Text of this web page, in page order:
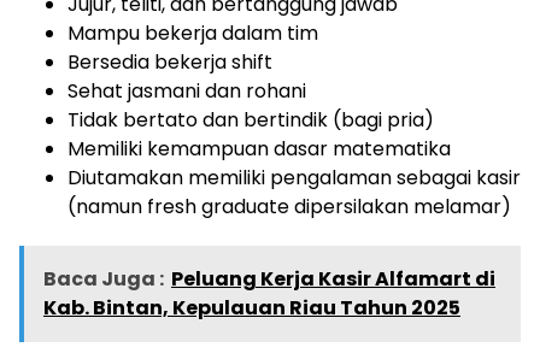
Mampu bekerja dalam tim
Bersedia bekerja shift
Sehat jasmani dan rohani
Tidak bertato dan bertindik (bagi pria)
Memiliki kemampuan dasar matematika
Diutamakan memiliki pengalaman sebagai kasir
(namun fresh graduate dipersilakan melamar)
Baca Juga : Peluang Kerja Kasir Alfamart di
Kab. Bintan, Kepulauan Riau Tahun 2025